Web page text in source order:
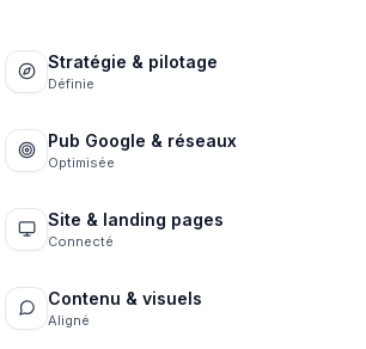
Stratégie & pilotage
Définie
Pub Google & réseaux
Optimisée
Site & landing pages
Connecté
Contenu & visuels
Aligné